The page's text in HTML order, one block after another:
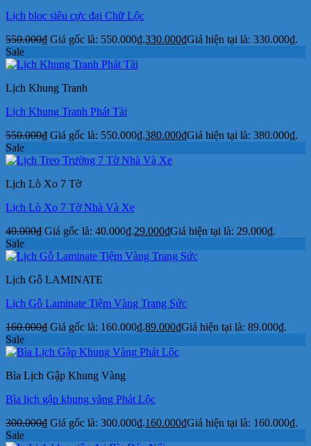
Lịch bloc siêu cực đại Chữ Lộc
550.000₫ Giá gốc là: 550.000₫.330.000₫Giá hiện tại là: 330.000₫.
Sale
Lịch Khung Tranh
Lịch Khung Tranh Phát Tài
550.000₫ Giá gốc là: 550.000₫.380.000₫Giá hiện tại là: 380.000₫.
Sale
Lịch Lò Xo 7 Tờ
Lịch Lò Xo 7 Tờ Nhà Và Xe
40.000₫ Giá gốc là: 40.000₫.29.000₫Giá hiện tại là: 29.000₫.
Sale
Lịch Gỗ LAMINATE
Lịch Gỗ Laminate Tiệm Vàng Trang Sức
160.000₫ Giá gốc là: 160.000₫.89.000₫Giá hiện tại là: 89.000₫.
Sale
Bìa Lịch Gập Khung Vàng
Bìa lịch gập khung vàng Phát Lộc
300.000₫ Giá gốc là: 300.000₫.160.000₫Giá hiện tại là: 160.000₫.
Sale